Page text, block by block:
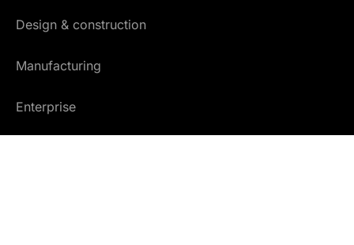
Design & construction
Manufacturing
Enterprise